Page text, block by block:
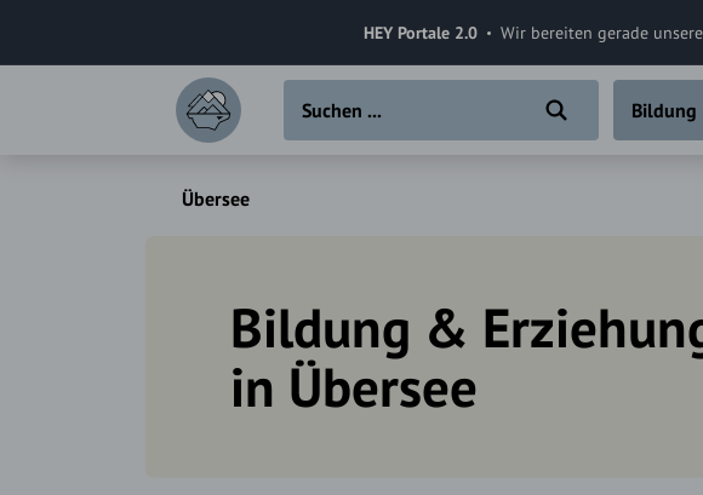
HEY Portale 2.0 Wir bereiten gerade
Bildung
Übersee
Bildung &
in Übersee